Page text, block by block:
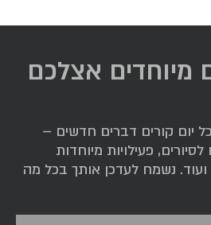
מיוחדים אצלכם
יום קורים דברים חדשים –
פעילויות מיוחדות
נשמח לעדכן אותך בכל מה